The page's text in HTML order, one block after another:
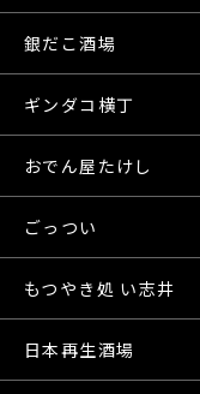
銀だこ酒場
ギンダコ横丁
おでん屋たけし
ごっつい
もつやき処 い志井
日本再生酒場